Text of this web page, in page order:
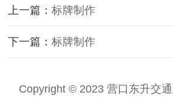
上一篇：标牌制作
下一篇：标牌制作
Copyright © 2023 营口东升交通